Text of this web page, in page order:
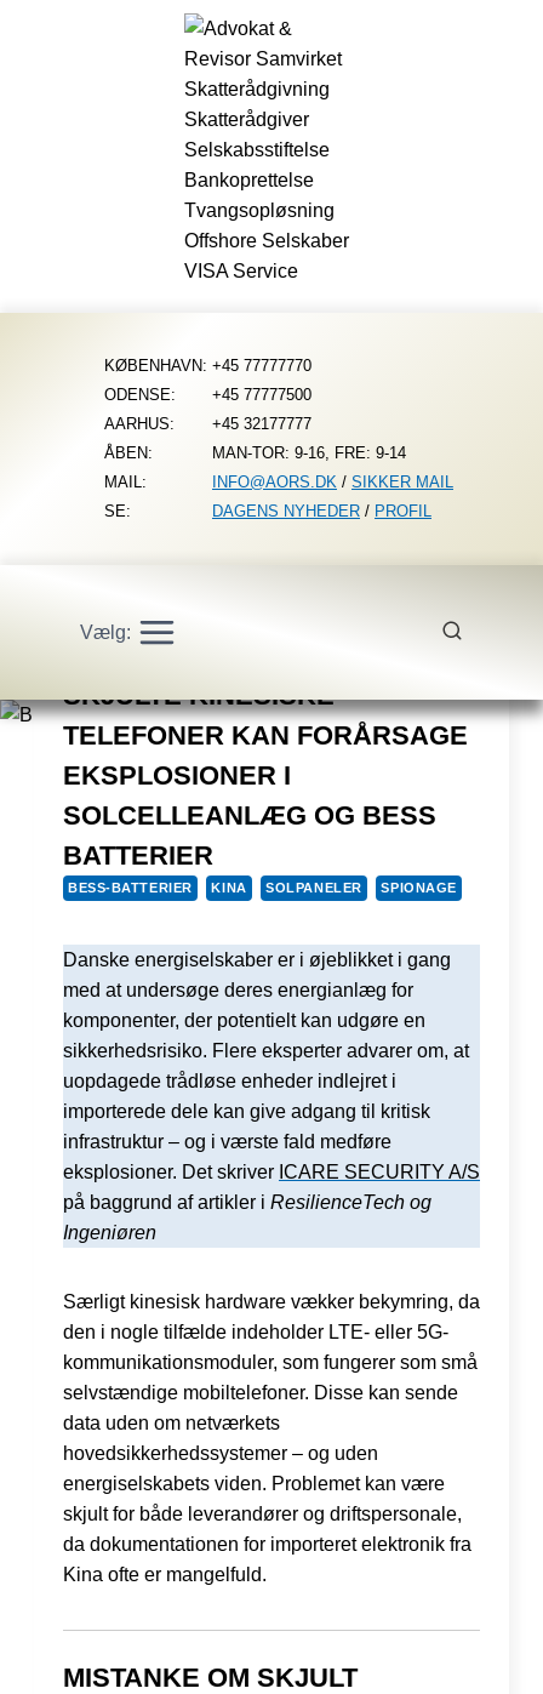
KØBENHAVN: +45 77777770
ODENSE:
+45 77777500
AARHUS:
+45 32177777
ÅBEN:
MAN-TOR: 9-16, FRE: 9-14
MAIL:
INFO@AORS.DK / SIKKER MAIL
SE:
DAGENS NYHEDER / PROFIL
Vælg:
SKJULTE KINESISKE
TELEFONER KAN FORÅRSAGE
EKSPLOSIONER I
SOLCELLEANLÆG OG BESS
BATTERIER
BESS-BATTERIER KINA SOLPANELER SPIONAGE
Danske energiselskaber er i øjeblikket i gang
med at undersøge deres energianlæg for
komponenter, der potentielt kan udgøre en
sikkerhedsrisiko. Flere eksperter advarer om, at
uopdagede trådløse enheder indlejret i
importerede dele kan give adgang til kritisk
infrastruktur – og i værste fald medføre
eksplosioner. Det skriver ICARE SECURITY A/S
på baggrund af artikler i ResilienceTech og
Ingeniøren
Særligt kinesisk hardware vækker bekymring, da
den i nogle tilfælde indeholder LTE- eller 5G-
kommunikationsmoduler, som fungerer som små
selvstændige mobiltelefoner. Disse kan sende
data uden om netværkets
hovedsikkerhedssystemer – og uden
energiselskabets viden. Problemet kan være
skjult for både leverandører og driftspersonale,
da dokumentationen for importeret elektronik fra
Kina ofte er mangelfuld.
MISTANKE OM SKJULT